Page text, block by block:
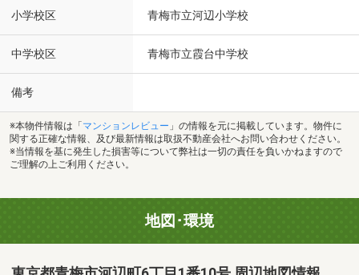
小学校区 青梅市立河辺小学校
中学校区 青梅市立霞台中学校
備考
※本物件情報は「 マンションレビュー 」の情報を元に掲載しています。物件に
関する正確な情報、及び最新情報は取扱不動産会社へお問い合わせください。
※当情報を基に発生した損害等について弊社は一切の責任を負いかねますので
ご理解の上ご利用ください。
地図･環境